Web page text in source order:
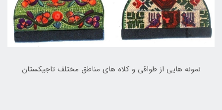
نمونه هايی از طواقی و كلاه های مناطق مختلف تاجيكستان